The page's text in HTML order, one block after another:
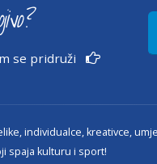
se pridruži
individualce, kreativce,
spaja kulturu i sport!